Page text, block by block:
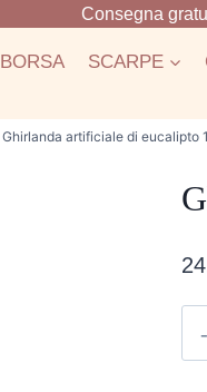
Consegna
BORSA SCARPE
Ghirlanda artificiale di eucalipto